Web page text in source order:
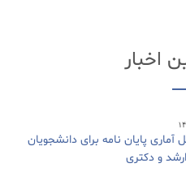
اخبار
آماری پایان نامه برای دانشجویان
و دکتری